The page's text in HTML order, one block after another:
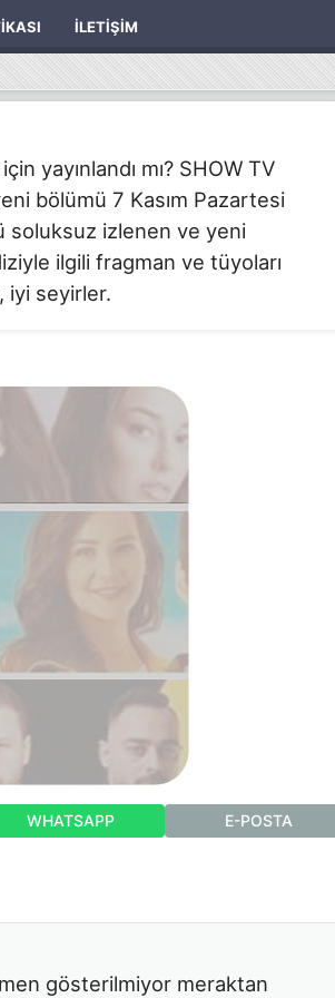
İLETIŞIM
yayınlandı mı? SHOW TV
bölümü 7 Kasım Pazartesi
soluksuz izlenen ve yeni
ilgili fragman ve tüyoları
iyi seyirler.
WHATSAPP E-POSTA
gösterilmiyor meraktan